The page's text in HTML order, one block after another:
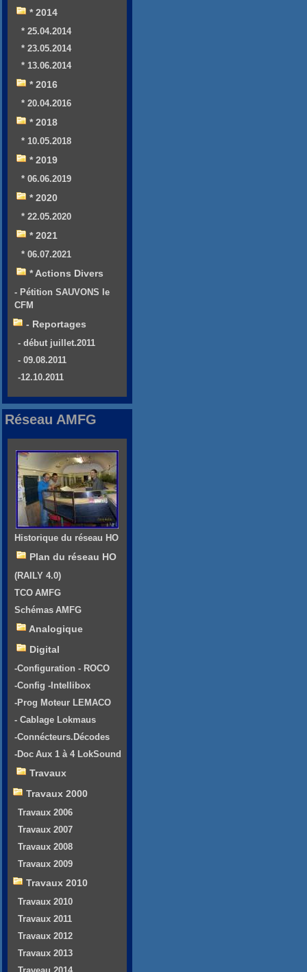
* 2014
* 25.04.2014
* 23.05.2014
* 13.06.2014
* 2016
* 20.04.2016
* 2018
* 10.05.2018
* 2019
* 06.06.2019
* 2020
* 22.05.2020
* 2021
* 06.07.2021
* Actions Divers
- Pétition SAUVONS le
CFM
- Reportages
- début juillet.2011
- 09.08.2011
-12.10.2011
Réseau AMFG
Historique du réseau HO
Plan du réseau HO
(RAILY 4.0)
TCO AMFG
Schémas AMFG
Analogique
Digital
-Configuration - ROCO
-Config -Intellibox
-Prog Moteur LEMACO
- Cablage Lokmaus
-Connécteurs.Décodes
-Doc Aux 1 à 4 LokSound
Travaux
Travaux 2000
Travaux 2006
Travaux 2007
Travaux 2008
Travaux 2009
Travaux 2010
Travaux 2010
Travaux 2011
Travaux 2012
Travaux 2013